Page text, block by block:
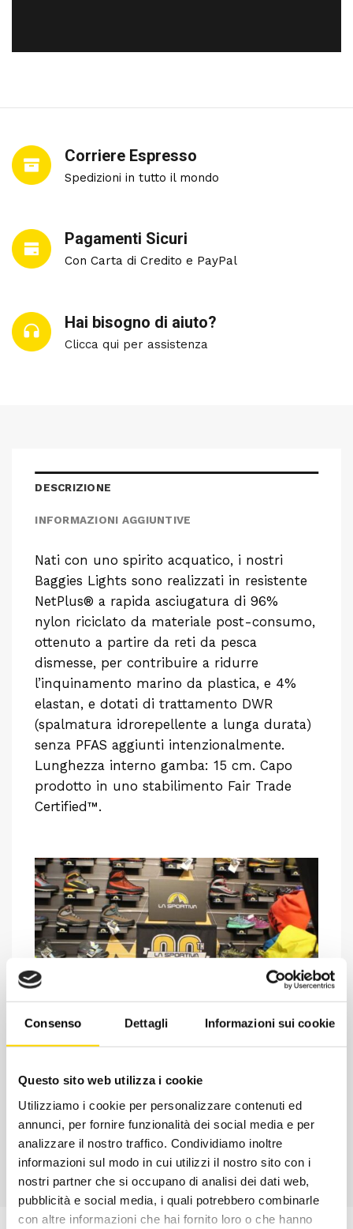
Consenso Dettagli Informazioni sui cookie
Questo sito web utilizza i cookie
Utilizziamo i cookie per personalizzare contenuti ed
annunci, per fornire funzionalità dei social media e per
analizzare il nostro traffico. Condividiamo inoltre
informazioni sul modo in cui utilizzi il nostro sito con i
nostri partner che si occupano di analisi dei dati web,
pubblicità e social media, i quali potrebbero combinarle
con altre informazioni che hai fornito loro o che hanno
Corriere Espresso
Spedizioni in tutto il mondo
Pagamenti Sicuri
Con Carta di Credito e PayPal
Hai bisogno di aiuto?
Clicca qui per assistenza
Chiedi ad un esperto
DESCRIZIONE
INFORMAZIONI AGGIUNTIVE
Nati con uno spirito acquatico, i nostri
Baggies Lights sono realizzati in resistente
NetPlus® a rapida asciugatura di 96%
nylon riciclato da materiale post-consumo,
ottenuto a partire da reti da pesca
dismesse, per contribuire a ridurre
l’inquinamento marino da plastica, e 4%
elastan, e dotati di trattamento DWR
(spalmatura idrorepellente a lunga durata)
senza PFAS aggiunti intenzionalmente.
Lunghezza interno gamba: 15 cm. Capo
prodotto in uno stabilimento Fair Trade
Certified™.